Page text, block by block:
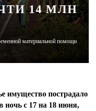
14 МЛН
материальной помощи
имущество пострадало
ночь с 17 на 18 июня,